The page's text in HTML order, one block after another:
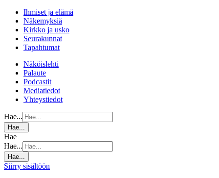
Ihmiset ja elämä
Näkemyksiä
Kirkko ja usko
Seurakunnat
Tapahtumat
Näköislehti
Palaute
Podcastit
Mediatiedot
Yhteystiedot
Hae...
Hae...
Hae
Hae...
Hae...
Siirry sisältöön